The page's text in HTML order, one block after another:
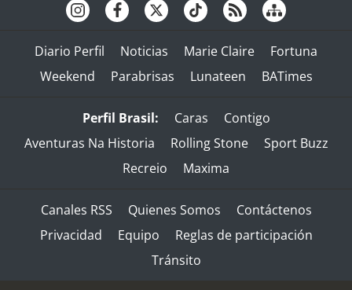
Diario Perfil Noticias Marie Claire
Fortuna
Weekend
Parabrisas Lunateen BATimes
Perfil Brasil: Caras
Contigo
Aventuras Na Historia
Rolling Stone
Sport Buzz
Recreio
Maxima
Canales RSS Quienes Somos
Contáctenos
Privacidad
Equipo
Reglas de participación
Tránsito